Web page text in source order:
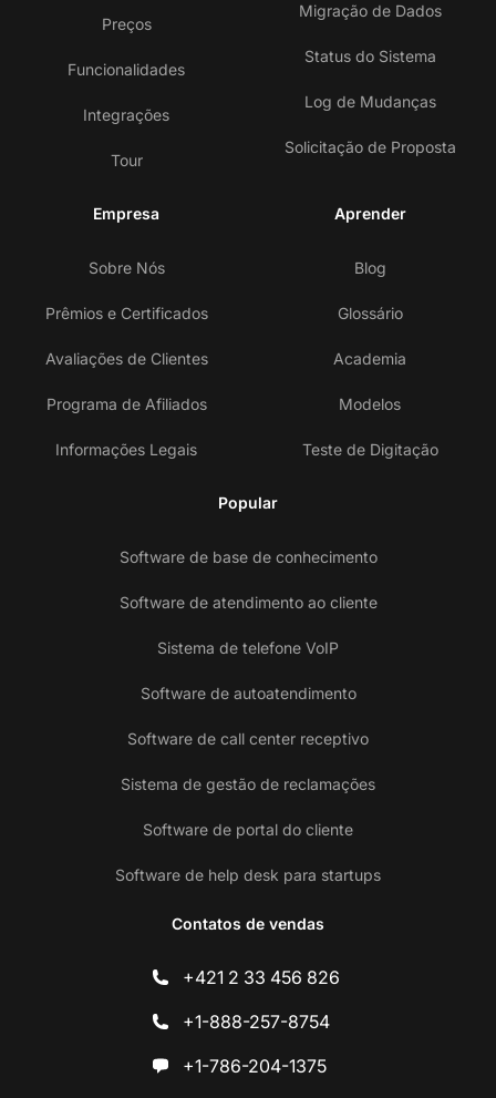
Preços
Funcionalidades
Integrações
Tour
Migração de Dados
Status do Sistema
Log de Mudanças
Solicitação de Proposta
Empresa
Sobre Nós
Prêmios e Certificados
Avaliações de Clientes
Programa de Afiliados
Informações Legais
Aprender
Blog
Glossário
Academia
Modelos
Teste de Digitação
Popular
Software de base de conhecimento
Software de atendimento ao cliente
Sistema de telefone VoIP
Software de autoatendimento
Software de call center receptivo
Sistema de gestão de reclamações
Software de portal do cliente
Software de help desk para startups
Contatos de vendas
+421 2 33 456 826
+1-888-257-8754
+1-786-204-1375